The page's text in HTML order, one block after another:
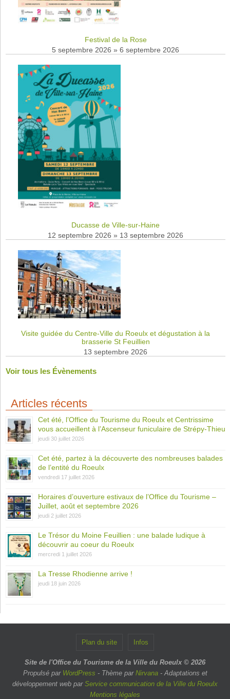
Festival de la Rose
5 septembre 2026 » 6 septembre 2026
Ducasse de Ville-sur-Haine
12 septembre 2026 » 13 septembre 2026
Visite guidée du Centre-Ville du Roeulx et dégustation à la
brasserie St Feuillien
13 septembre 2026
Voir tous les Évènements
Articles récents
Cet été, l’Office du Tourisme du Roeulx et Centrissime
vous accueillent à l’Ascenseur funiculaire de Strépy-Thieu
jeudi 30 juillet 2026
Cet été, partez à la découverte des nombreuses balades
de l’entité du Roeulx
vendredi 17 juillet 2026
Horaires d’ouverture estivaux de l’Office du Tourisme –
Juillet, août et septembre 2026
jeudi 2 juillet 2026
Le Trésor du Moine Feuillien : une balade ludique à
découvrir au coeur du Roeulx
mercredi 1 juillet 2026
La Tresse Rhodienne arrive !
jeudi 18 juin 2026
Plan du site Infos
Site de l'Office du Tourisme de la Ville du Roeulx © 2026
Propulsé par WordPress - Thème par Nirvana- Adaptations et
développement web par Service communication de la Ville du Roeulx
Mentions légales